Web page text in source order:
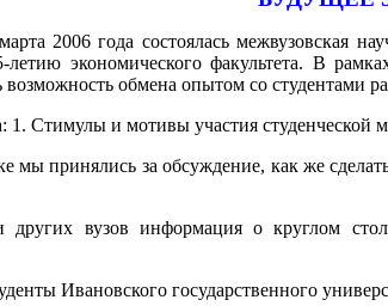
2006 года состоялась межвузовская
экономического факультета. В
обмена опытом со студентами
Стимулы и мотивы участия студенческой
мы принялись за обсуждение, как же
вузов информация о круглом
Ивановского государственного